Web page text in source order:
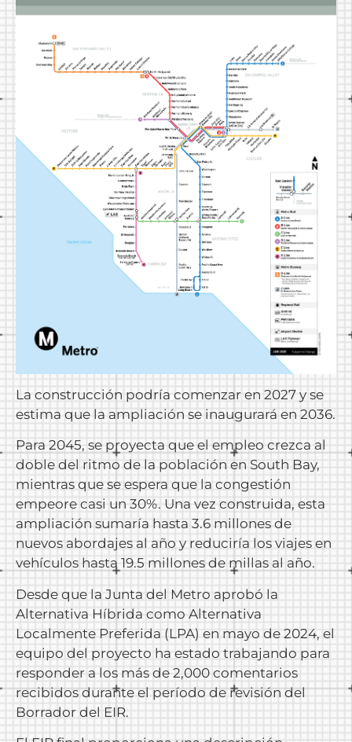
La construcción podría comenzar en 2027 y se
estima que la ampliación se inaugurará en 2036.
Para 2045, se proyecta que el empleo crezca al
doble del ritmo de la población en South Bay,
mientras que se espera que la congestión
empeore casi un 30%. Una vez construida, esta
ampliación sumaría hasta 3.6 millones de
nuevos abordajes al año y reduciría los viajes en
vehículos hasta 19.5 millones de millas al año.
Desde que la Junta del Metro aprobó la
Alternativa Híbrida como Alternativa
Localmente Preferida (LPA) en mayo de 2024, el
equipo del proyecto ha estado trabajando para
responder a los más de 2,000 comentarios
recibidos durante el período de revisión del
Borrador del EIR.